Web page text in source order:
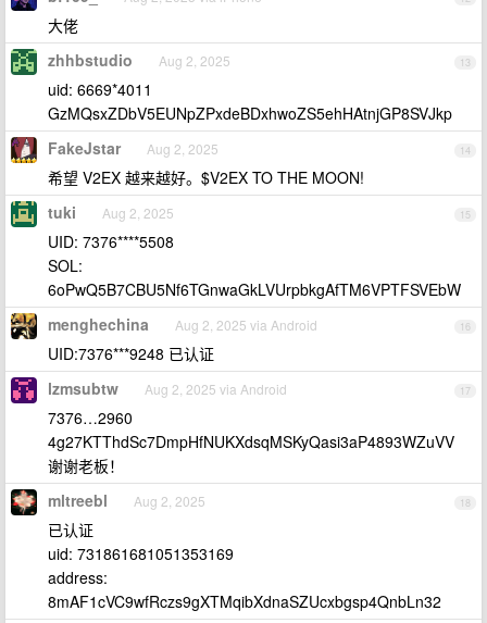
大佬
13
zhhbstudio Aug 2, 2025
uid: 6669*4011
GzMQsxZDbV5EUNpZPxdeBDxhwoZS5ehHAtnjGP8SVJkp
14
FakeJstar Aug 2, 2025
希望 V2EX 越来越好。$V2EX TO THE MOON!
15
tuki Aug 2, 2025
UID: 7376****5508
SOL:
6oPwQ5B7CBU5Nf6TGnwaGkLVUrpbkgAfTM6VPTFSVEbW
16
menghechina Aug 2, 2025 via Android
UID:7376***9248 已认证
17
lzmsubtw Aug 2, 2025 via Android
7376…2960
4g27KTThdSc7DmpHfNUKXdsqMSKyQasi3aP4893WZuVV
谢谢老板！
18
mltreebl Aug 2, 2025
已认证
uid: 731861681051353169
address:
8mAF1cVC9wfRczs9gXTMqibXdnaSZUcxbgsp4QnbLn32